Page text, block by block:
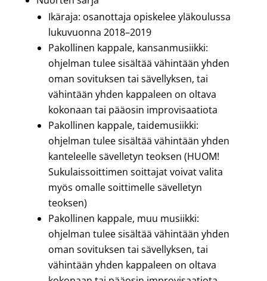
Ikäraja: osanottaja opiskelee yläkoulussa
lukuvuonna 2018–2019
Pakollinen kappale, kansanmusiikki:
ohjelman tulee sisältää vähintään yhden
oman sovituksen tai sävellyksen, tai
vähintään yhden kappaleen on oltava
kokonaan tai pääosin improvisaatiota
Pakollinen kappale, taidemusiikki:
ohjelman tulee sisältää vähintään yhden
kanteleelle sävelletyn teoksen (HUOM!
Sukulaissoittimen soittajat voivat valita
myös omalle soittimelle sävelletyn
teoksen)
Pakollinen kappale, muu musiikki:
ohjelman tulee sisältää vähintään yhden
oman sovituksen tai sävellyksen, tai
vähintään yhden kappaleen on oltava